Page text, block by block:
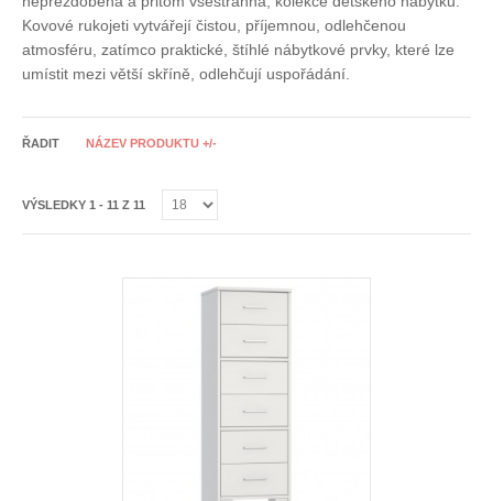
Kovové rukojeti vytvářejí čistou, příjemnou, odlehčenou
atmosféru, zatímco praktické, štíhlé nábytkové prvky, které lze
umístit mezi větší skříně, odlehčují uspořádání.
ŘADIT NÁZEV PRODUKTU +/-
VÝSLEDKY 1 - 11 Z 11